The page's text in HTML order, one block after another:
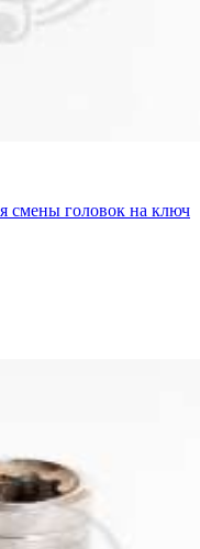
смены головок на ключ